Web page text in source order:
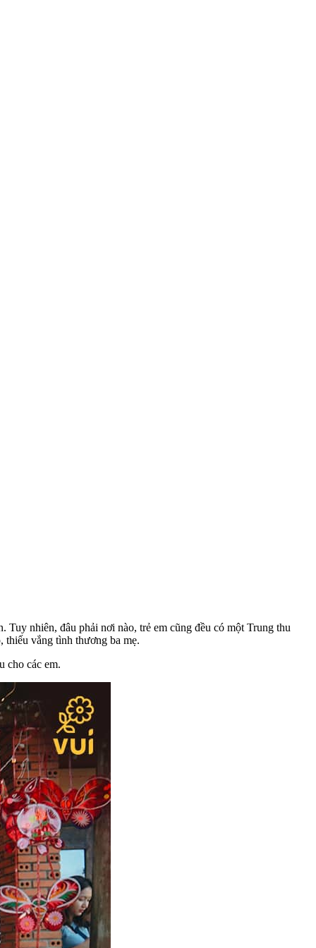
nhiên, đâu phải nơi nào, trẻ em cũng đều có một Trung thu
thiếu vắng tình thương ba mẹ.
cho các em.